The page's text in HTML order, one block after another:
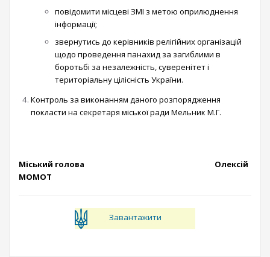
повідомити місцеві ЗМІ з метою оприлюднення
інформації;
звернутись до керівників релігійних організацій
щодо проведення панахид за загиблими в
боротьбі за незалежність, суверенітет і
територіальну цілісність України.
Контроль за виконанням даного розпорядження
покласти на секретаря міської ради Мельник М.Г.
Міський голова Олексій
МОМОТ
Завантажити